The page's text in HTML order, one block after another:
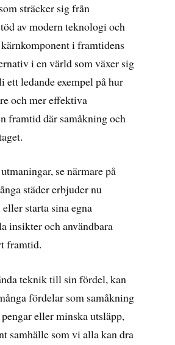
sträcker sig från
av modern teknologi och
i framtidens
i en värld som växer sig
ledande exempel på hur
och mer effektiva
framtid där samåkning och
se närmare på
städer erbjuder nu
starta sina egna
insikter och användbara
framtid.
teknik till sin fördel, kan
fördelar som samåkning
eller minska utsläpp,
samhälle som vi alla kan dra